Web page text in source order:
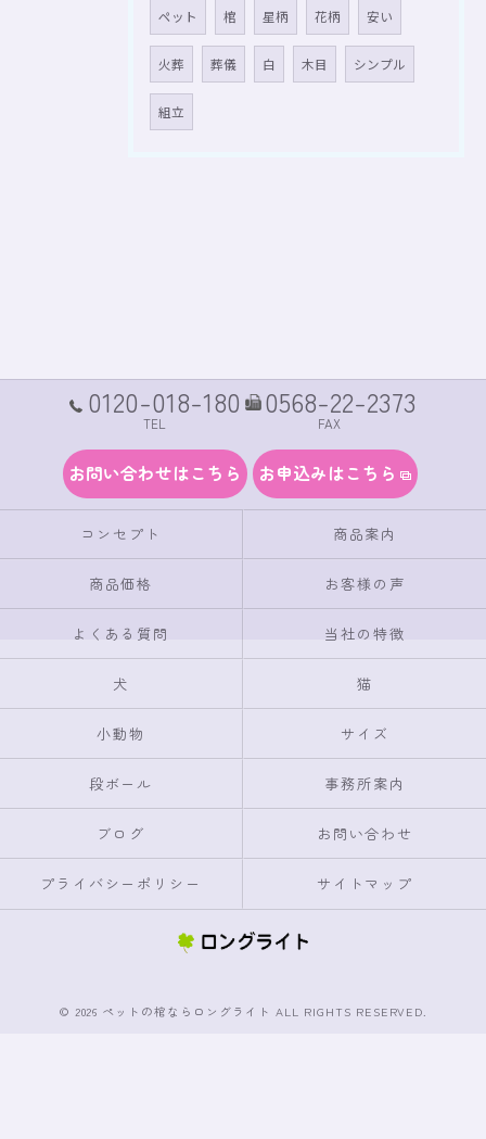
ペット 棺 星柄 花柄 安い
火葬 葬儀 白 木目 シンプル
組立
0120-018-180
TEL
0568-22-2373
FAX
お問い合わせはこちら お申込みはこちら
コンセプト 商品案内
商品価格 お客様の声
よくある質問 当社の特徴
犬 猫
小動物 サイズ
段ボール 事務所案内
ブログ お問い合わせ
プライバシーポリシー サイトマップ
© 2026 ペットの棺ならロングライト ALL RIGHTS RESERVED.